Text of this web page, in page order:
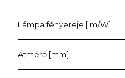
Lámpa fényereje [lm/W]
Átmérő [mm]